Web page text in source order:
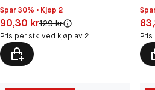
Spar 30% • Kjøp 2
Pris: 90,30 kr
90,30 krOriginal pris:
129 kr
Pris per stk. ved kjøp av 2